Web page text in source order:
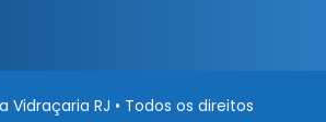
Vidraçaria RJ • Todos os direitos